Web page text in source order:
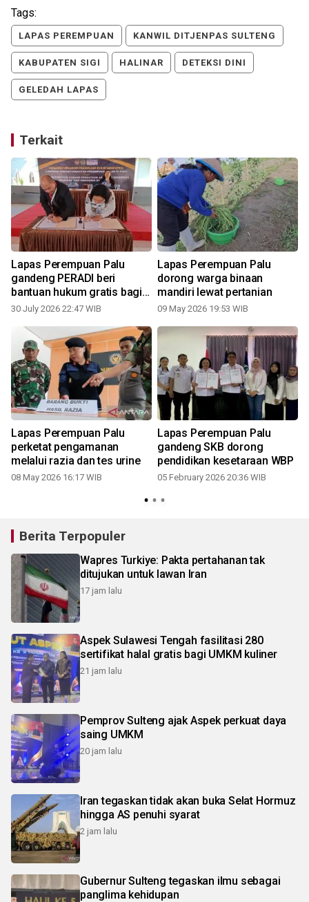
Tags:
LAPAS PEREMPUAN KANWIL DITJENPAS SULTENG
KABUPATEN SIGI HALINAR DETEKSI DINI
GELEDAH LAPAS
Terkait
Lapas Perempuan Palu
gandeng PERADI beri
bantuan hukum gratis bagi
warga binaan
30 July 2026 22:47 WIB
Lapas Perempuan Palu
dorong warga binaan
mandiri lewat pertanian
09 May 2026 19:53 WIB
Lapas Perempuan Palu
perketat pengamanan
melalui razia dan tes urine
08 May 2026 16:17 WIB
Lapas Perempuan Palu
gandeng SKB dorong
pendidikan kesetaraan WBP
05 February 2026 20:36 WIB
Berita Terpopuler
Wapres Turkiye: Pakta pertahanan tak
ditujukan untuk lawan Iran
17 jam lalu
Aspek Sulawesi Tengah fasilitasi 280
sertifikat halal gratis bagi UMKM kuliner
21 jam lalu
Pemprov Sulteng ajak Aspek perkuat daya
saing UMKM
20 jam lalu
Iran tegaskan tidak akan buka Selat Hormuz
hingga AS penuhi syarat
2 jam lalu
Gubernur Sulteng tegaskan ilmu sebagai
panglima kehidupan